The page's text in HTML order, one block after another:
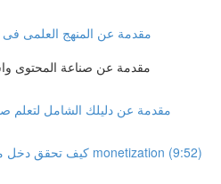
مقدمة عن المنهج العلمى فى
مقدمة عن صناعة المحتوى
مقدمة عن دليلك الشامل لتعلم
كيف تحقق دخل من صناعة المحتوى ؟ monetization (9:52)